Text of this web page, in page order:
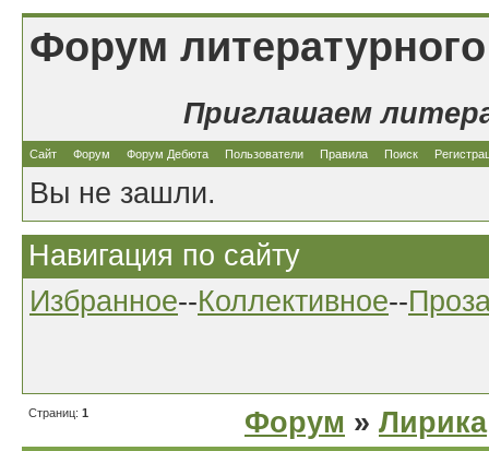
Форум
Приглашаем
Сайт Форум Форум Дебюта Пользователи Правила Поиск
Вы не зашли.
Навигация по сайту
Избранное--Коллективное--
Страниц: 1 Форум » Лирика